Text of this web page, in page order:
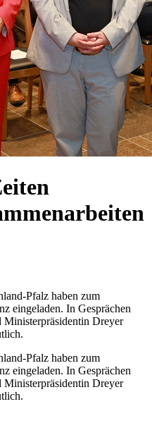
Pfalz haben zum
eingeladen. In Gesprächen
Ministerpräsidentin Dreyer
Pfalz haben zum
eingeladen. In Gesprächen
Ministerpräsidentin Dreyer